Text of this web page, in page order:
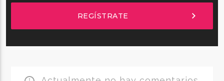
REGÍSTRATE chevron_right